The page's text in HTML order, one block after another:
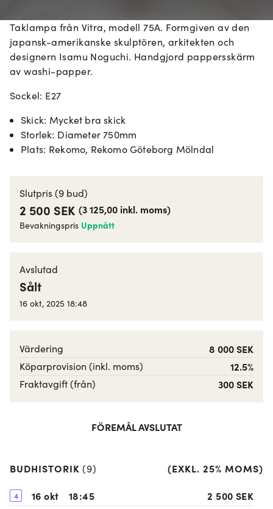
Taklampa från Vitra, modell 75A. Formgiven av den
japansk-amerikanske skulptören, arkitekten och
designern Isamu Noguchi. Handgjord pappersskärm
av washi-papper.
Sockel: E27
Skick: Mycket bra skick
Storlek: Diameter 750mm
Plats: Rekomo, Rekomo Göteborg Mölndal
Slutpris(9 bud)
2 500 SEK (3 125,00 inkl. moms)
Bevakningspris Uppnått
Avslutad
Sålt
16 okt, 2025 18:48
Värdering 8 000 SEK
Köparprovision (inkl. moms) 12.5%
Fraktavgift (från) 300 SEK
FÖREMÅL AVSLUTAT
BUDHISTORIK (9) (EXKL. 25% MOMS)
4 16 okt 18:45 2 500 SEK